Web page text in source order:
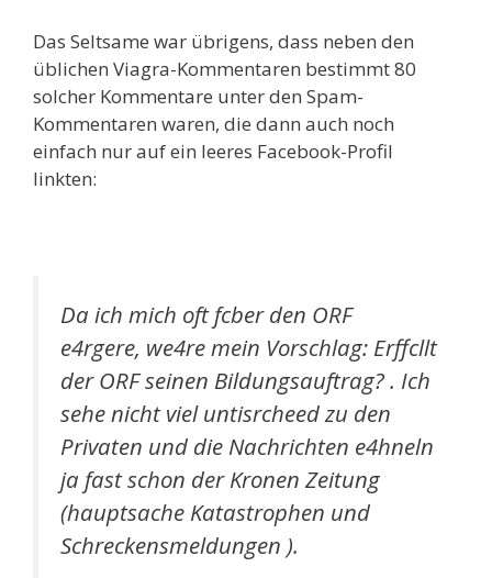
Das Seltsame war übrigens, dass neben den
üblichen Viagra-Kommentaren bestimmt 80
solcher Kommentare unter den Spam-
Kommentaren waren, die dann auch noch
einfach nur auf ein leeres Facebook-Profil
linkten:
Da ich mich oft fcber den ORF
e4rgere, we4re mein Vorschlag: Erffcllt
der ORF seinen Bildungsauftrag? . Ich
sehe nicht viel untisrcheed zu den
Privaten und die Nachrichten e4hneln
ja fast schon der Kronen Zeitung
(hauptsache Katastrophen und
Schreckensmeldungen ).